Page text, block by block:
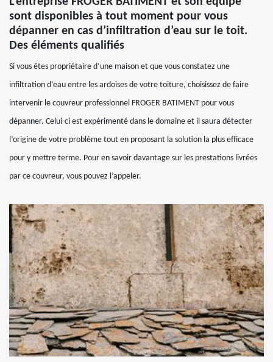
sont disponibles à tout moment pour vous
dépanner en cas d’infiltration d’eau sur le toit.
Des éléments qualifiés
Si vous êtes propriétaire d’une maison et que vous constatez une
infiltration d’eau entre les ardoises de votre toiture, choisissez de faire
intervenir le couvreur professionnel FROGER BATIMENT pour vous
dépanner. Celui-ci est expérimenté dans le domaine et il saura détecter
l’origine de votre problème tout en proposant la solution la plus efficace
pour y mettre terme. Pour en savoir davantage sur les prestations livrées
par ce couvreur, vous pouvez l’appeler.